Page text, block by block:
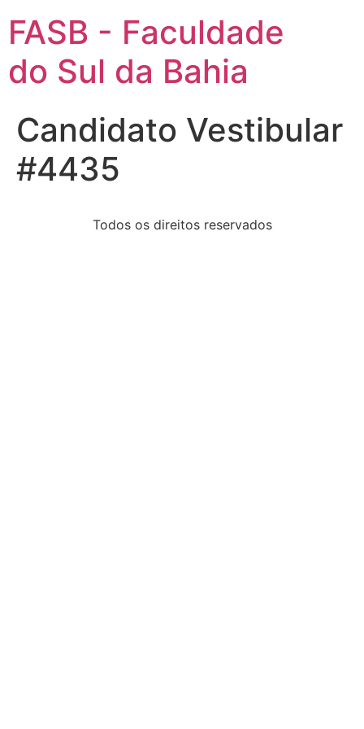
FASB - Faculdade
do Sul da Bahia
Candidato Vestibular
#4435
Todos os direitos reservados